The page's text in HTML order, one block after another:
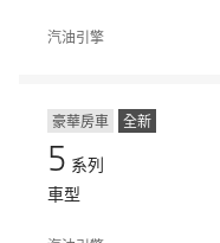
汽油引擎
豪華房車 全新
5 系列
車型